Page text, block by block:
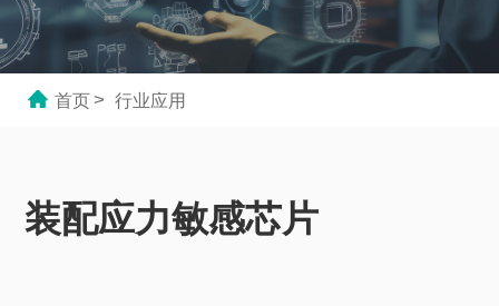
首页 > 行业应用
装配应力敏感芯片